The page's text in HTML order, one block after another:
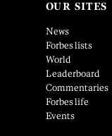
OUR SITES
News
Forbes lists
World
Leaderboard
Commentaries
Forbes life
Events